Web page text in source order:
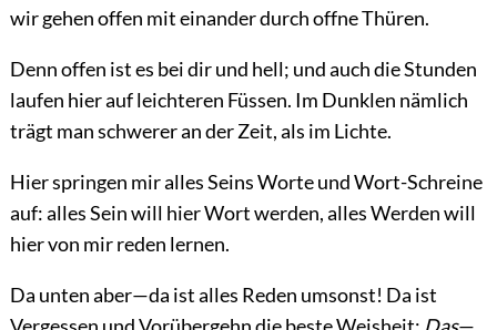
wir gehen offen mit einander durch offne Thüren.
Denn offen ist es bei dir und hell; und auch die Stunden
laufen hier auf leichteren Füssen. Im Dunklen nämlich
trägt man schwerer an der Zeit, als im Lichte.
Hier springen mir alles Seins Worte und Wort-Schreine
auf: alles Sein will hier Wort werden, alles Werden will
hier von mir reden lernen.
Da unten aber—da ist alles Reden umsonst! Da ist